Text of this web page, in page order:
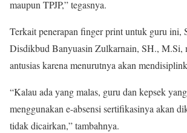
maupun TPJP,” tegasnya.
Terkait penerapan finger print untuk guru ini,
Disdikbud Banyuasin Zulkarnain, SH., M.Si,
antusias karena menurutnya akan
“Kalau ada yang malas, guru dan kepsek
menggunakan e-absensi sertifikasinya akan
tidak dicairkan,” tambahnya.